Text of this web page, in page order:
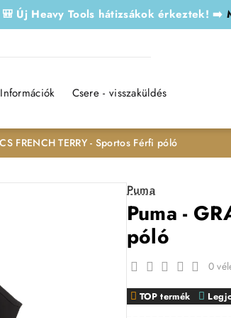
🎒 Új Heavy Tools hátizsákok érkeztek! ➡️
Információk Csere - visszaküldés
FRENCH TERRY - Sportos Férfi póló
Puma
Puma -
póló
TOP termék
0